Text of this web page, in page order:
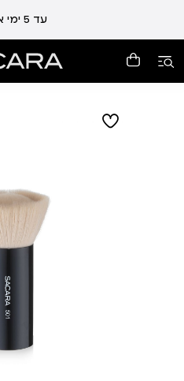
עד 5 ימי אספקה